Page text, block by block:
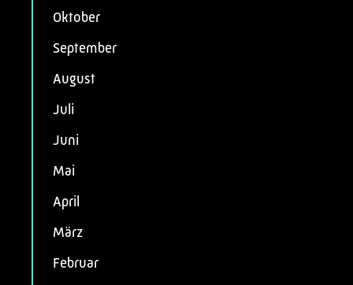
Oktober
September
August
Juli
Juni
Mai
April
März
Februar